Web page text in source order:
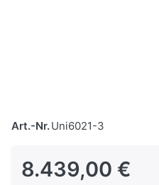
Art.-Nr.Uni6021-3
8.439,00 €